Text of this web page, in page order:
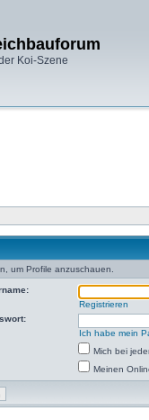
Koi-Szene
um Profile anzuschauen.
Registrieren
Ich habe mein
Mich bei
Meinen